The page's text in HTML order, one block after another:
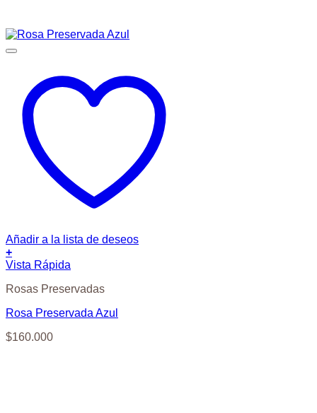
Añadir a la lista de deseos
+
Vista Rápida
Rosas Preservadas
Rosa Preservada Azul
$160.000